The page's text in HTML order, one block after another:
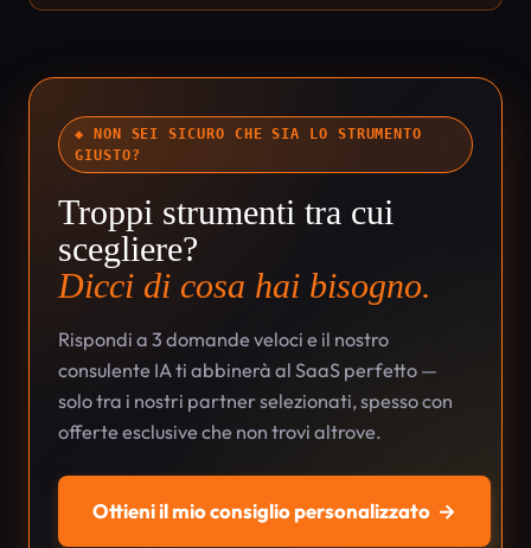
◆ NON SEI SICURO CHE SIA LO STRUMENTO
GIUSTO?
Troppi strumenti tra cui
scegliere?
Dicci di cosa hai bisogno.
Rispondi a 3 domande veloci e il nostro
consulente IA ti abbinerà al SaaS perfetto —
solo tra i nostri partner selezionati, spesso con
offerte esclusive che non trovi altrove.
Ottieni il mio consiglio personalizzato →